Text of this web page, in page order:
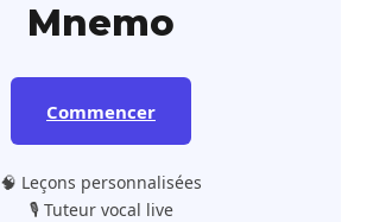
Mnemo
Commencer
🧠 Leçons personnalisées
🎙️ Tuteur vocal live